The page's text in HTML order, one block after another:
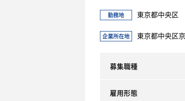
勤務地 東京都中央区
企業所在地 東京都中央区
募集職種
雇用形態